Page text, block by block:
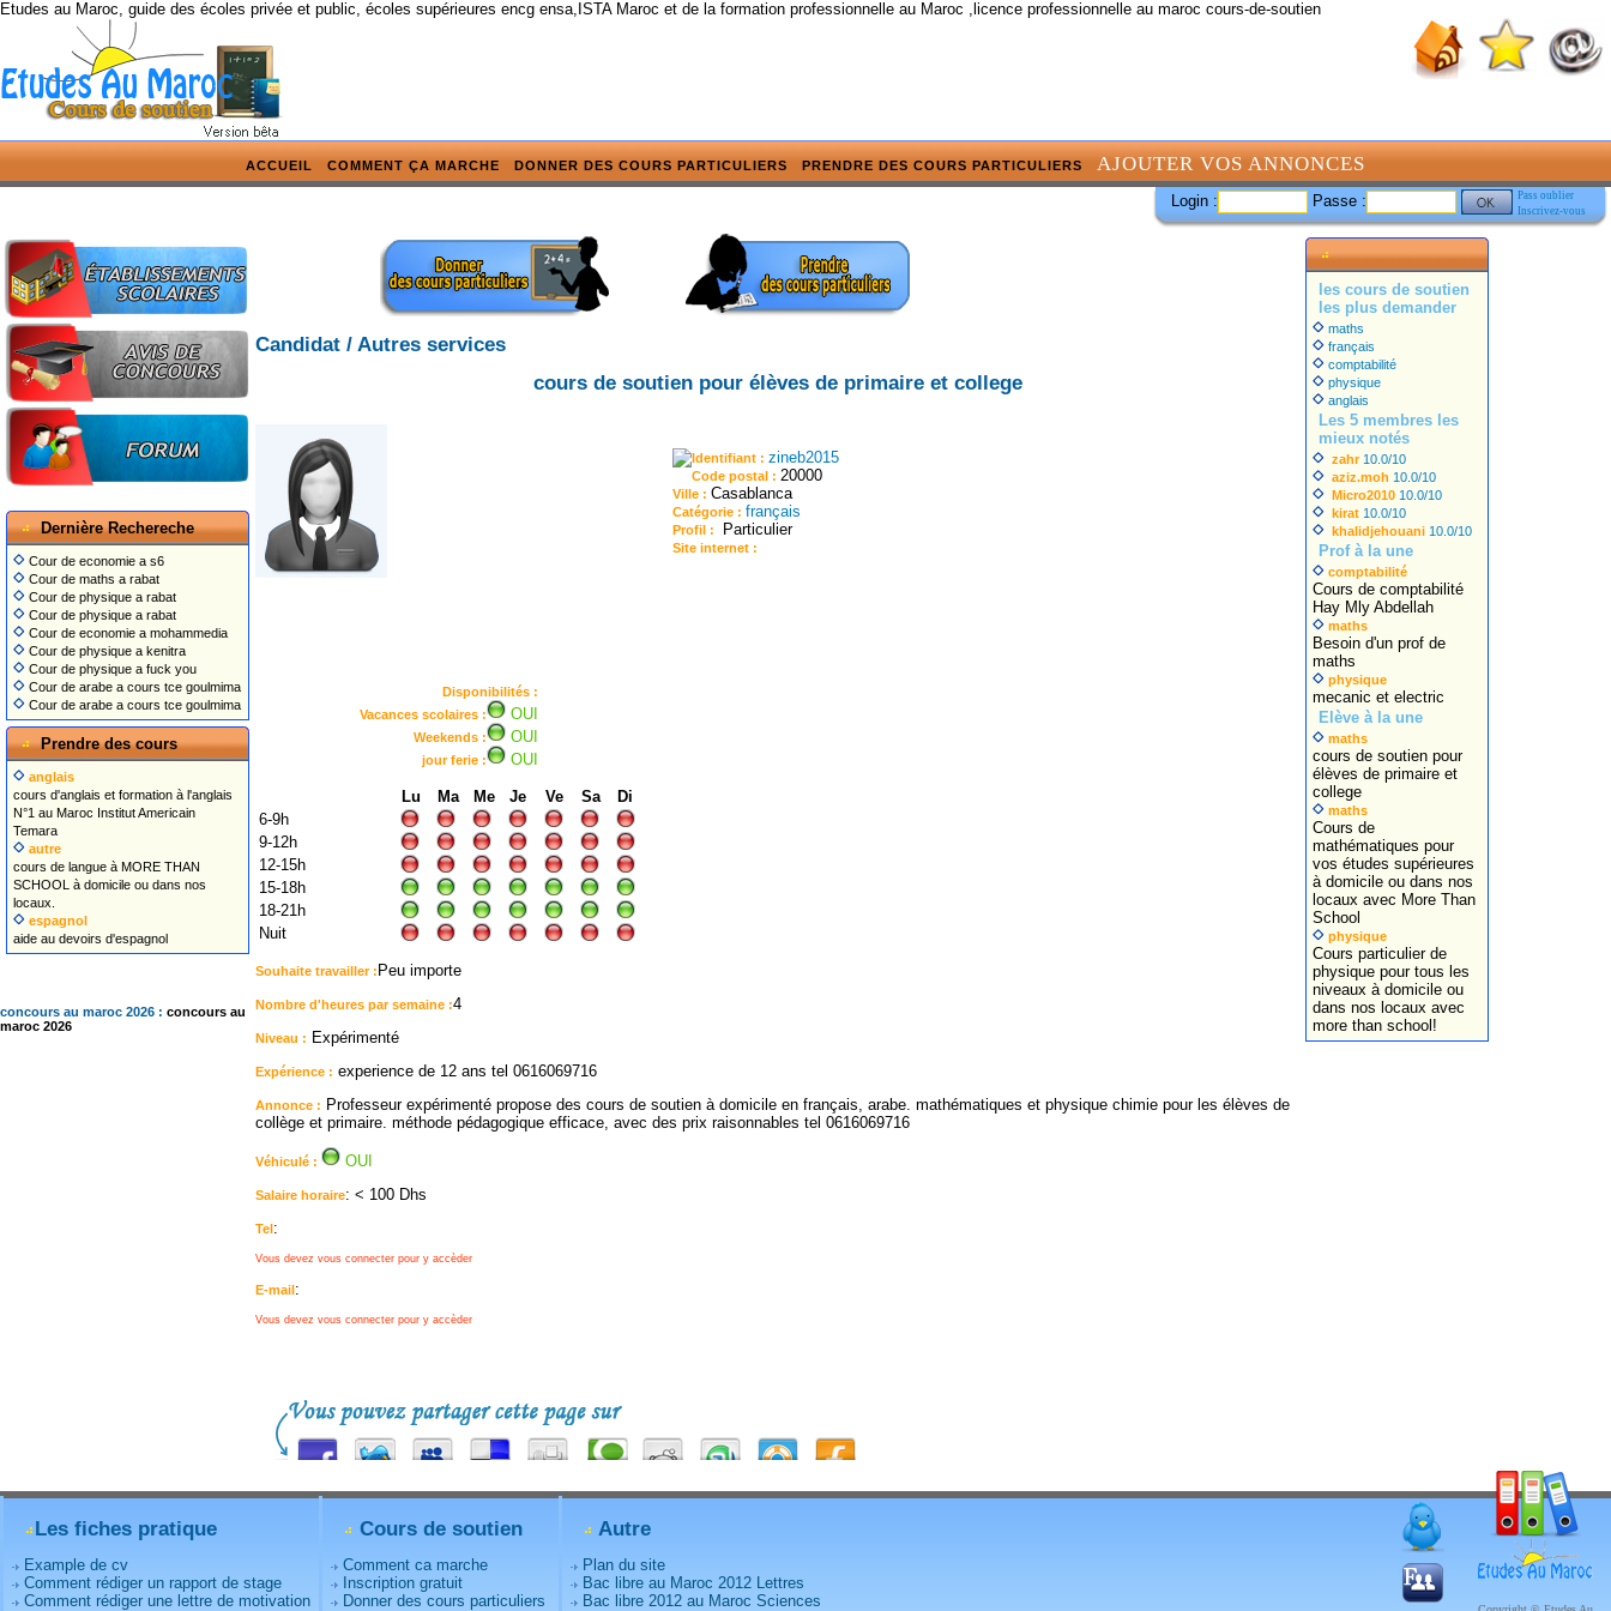
Etudes au Maroc, guide des écoles privée et public, écoles supérieures encg ensa,ISTA Maroc et de la formation professionnelle au Maroc ,licence professionnelle au maroc cours-de-soutien
ACCUEIL COMMENT ÇA MARCHE DONNER DES COURS PARTICULIERS PRENDRE DES COURS PARTICULIERS AJOUTER VOS ANNONCES
Login : Passe :
Pass oublier
Inscrivez-vous
Dernière Rechereche
Cour de economie a s6
Cour de maths a rabat
Cour de physique a rabat
Cour de physique a rabat
Cour de economie a mohammedia
Cour de physique a kenitra
Cour de physique a fuck you
Cour de arabe a cours tce goulmima
Cour de arabe a cours tce goulmima
Prendre des cours
anglais
cours d'anglais et formation à l'anglais
N°1 au Maroc Institut Americain
Temara
autre
cours de langue à MORE THAN
SCHOOL à domicile ou dans nos
locaux.
espagnol
aide au devoirs d'espagnol
concours au maroc 2026 : concours au
maroc 2026
Candidat / Autres services
cours de soutien pour élèves de primaire et college
Identifiant :zineb2015
Code postal : 20000
Ville :Casablanca
Catégorie :français
Profil : Particulier
Site internet :
Disponibilités :
Vacances scolaires :
OUI
Weekends : OUI
jour ferie : OUI
Lu Ma Me Je Ve Sa
Di
6-9h
9-12h
12-15h
15-18h
18-21h
Nuit
Souhaite travailler : Peu importe
Nombre d'heures par semaine :4
Niveau : Expérimenté
Expérience : experience de 12 ans tel 0616069716
Annonce : Professeur expérimenté propose des cours de soutien à domicile en français, arabe. mathématiques et physique chimie pour les élèves de
collège et primaire. méthode pédagogique efficace, avec des prix raisonnables tel 0616069716
Véhiculé : OUI
Salaire horaire: < 100 Dhs
Tel:
Vous devez vous connecter pour y accèder
E-mail:
Vous devez vous connecter pour y accèder
les cours de soutien
les plus demander
maths
français
comptabilité
physique
anglais
Les 5 membres les
mieux notés
zahr 10.0/10
aziz.moh 10.0/10
Micro2010 10.0/10
kirat 10.0/10
khalidjehouani 10.0/10
Prof à la une
comptabilité
Cours de comptabilité
Hay Mly Abdellah
maths
Besoin d'un prof de
maths
physique
mecanic et electric
Elève à la une
maths
cours de soutien pour
élèves de primaire et
college
maths
Cours de
mathématiques pour
vos études supérieures
à domicile ou dans nos
locaux avec More Than
School
physique
Cours particulier de
physique pour tous les
niveaux à domicile ou
dans nos locaux avec
more than school!
Les fiches pratique
Example de cv
Comment rédiger un rapport de stage
Comment rédiger une lettre de motivation
Cours de soutien
Comment ca marche
Inscription gratuit
Donner des cours particuliers
Autre
Plan du site
Bac libre au Maroc 2012 Lettres
Bac libre 2012 au Maroc Sciences